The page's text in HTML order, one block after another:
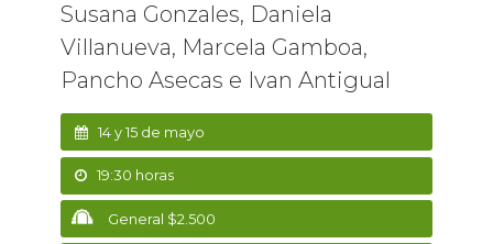
Susana Gonzales, Daniela
Villanueva, Marcela Gamboa,
Pancho Asecas e Ivan Antigual
14 y 15 de mayo
19:30 horas
General $2.500